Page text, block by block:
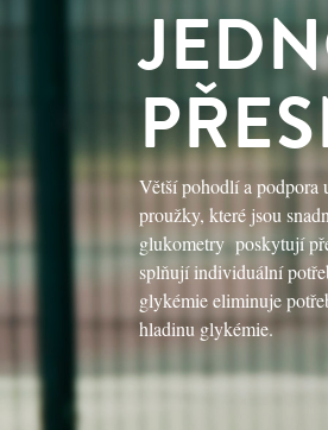
Větší pohodlí a podpora
proužky, které jsou
glukometry poskytují
splňují individuální
glykémie eliminuje
hladinu glykémie.